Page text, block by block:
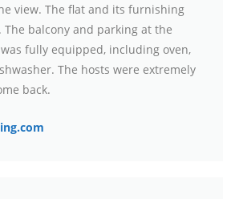
view. The flat and its furnishing
The balcony and parking at the
fully equipped, including oven,
The hosts were extremely
back.